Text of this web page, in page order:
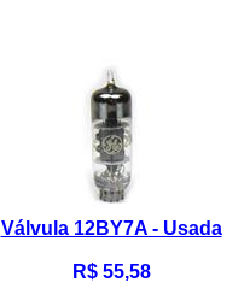
Válvula 12BY7A - Usada
R$ 55,58